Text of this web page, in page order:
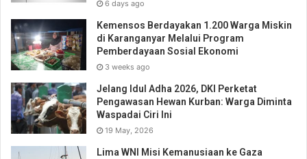
6 days ago
Kemensos Berdayakan 1.200 Warga Miskin
di Karanganyar Melalui Program
Pemberdayaan Sosial Ekonomi
3 weeks ago
Jelang Idul Adha 2026, DKI Perketat
Pengawasan Hewan Kurban: Warga Diminta
Waspadai Ciri Ini
19 May, 2026
Lima WNI Misi Kemanusiaan ke Gaza